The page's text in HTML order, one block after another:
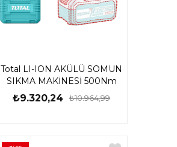
Total LI-ION AKÜLÜ SOMUN
SIKMA MAKİNESİ 500Nm
₺9.320,24 ₺10.964,99